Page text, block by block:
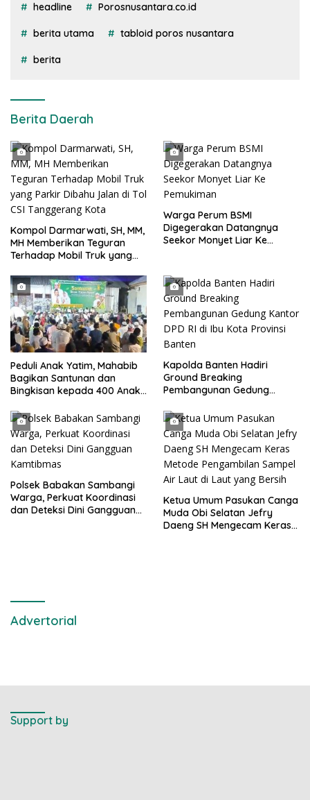
headline Porosnusantara.co.id
berita utama tabloid poros nusantara
berita
Berita Daerah
Kompol Darmarwati, SH, MM,
MH Memberikan Teguran
Terhadap Mobil Truk yang
Tanggerang Kota
Warga Perum BSMI
Digegerakan Datangnya
Seekor Monyet Liar Ke
Peduli Anak Yatim, Mahabib
Bagikan Santunan dan
Bingkisan kepada 400 Anak
Kapolda Banten Hadiri
Ground Breaking
Pembangunan Gedung
Provinsi Banten
Polsek Babakan Sambangi
Warga, Perkuat Koordinasi
dan Deteksi Dini Gangguan
Ketua Umum Pasukan Canga
Muda Obi Selatan Jefry
Daeng SH Mengecam Keras
Advertorial
Support by